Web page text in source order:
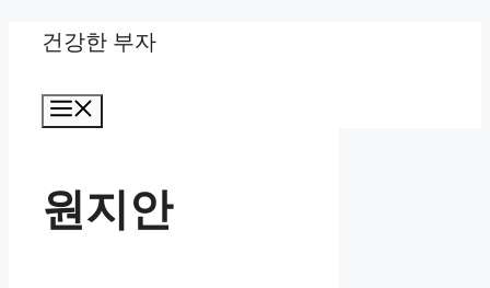
Skip
content
건강한 부자
원지안